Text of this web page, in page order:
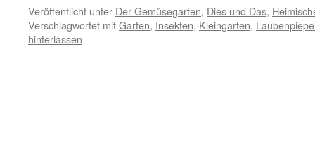
Veröffentlicht unter Der Gemüsegarten, Dies und Das,
Verschlagwortet mitGarten, Insekten, Kleingarten,
hinterlassen